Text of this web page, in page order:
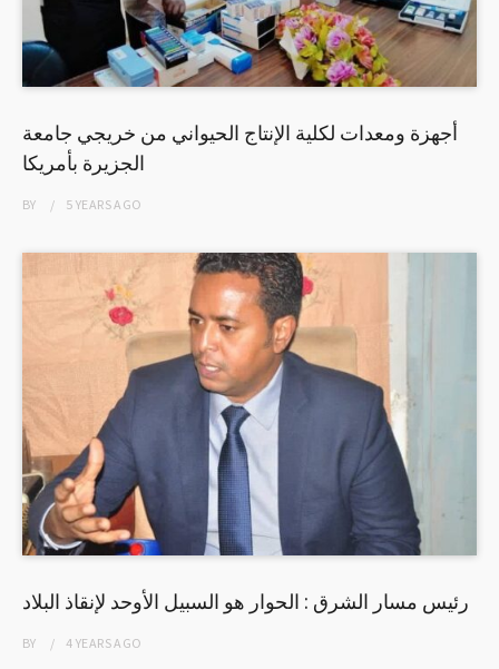
أجهزة ومعدات لكلية الإنتاج الحيواني من خريجي جامعة
الجزيرة بأمريكا
BY 5 YEARSAGO
رئيس مسار الشرق : الحوار هو السبيل الأوحد لإنقاذ البلاد
BY 4 YEARSAGO